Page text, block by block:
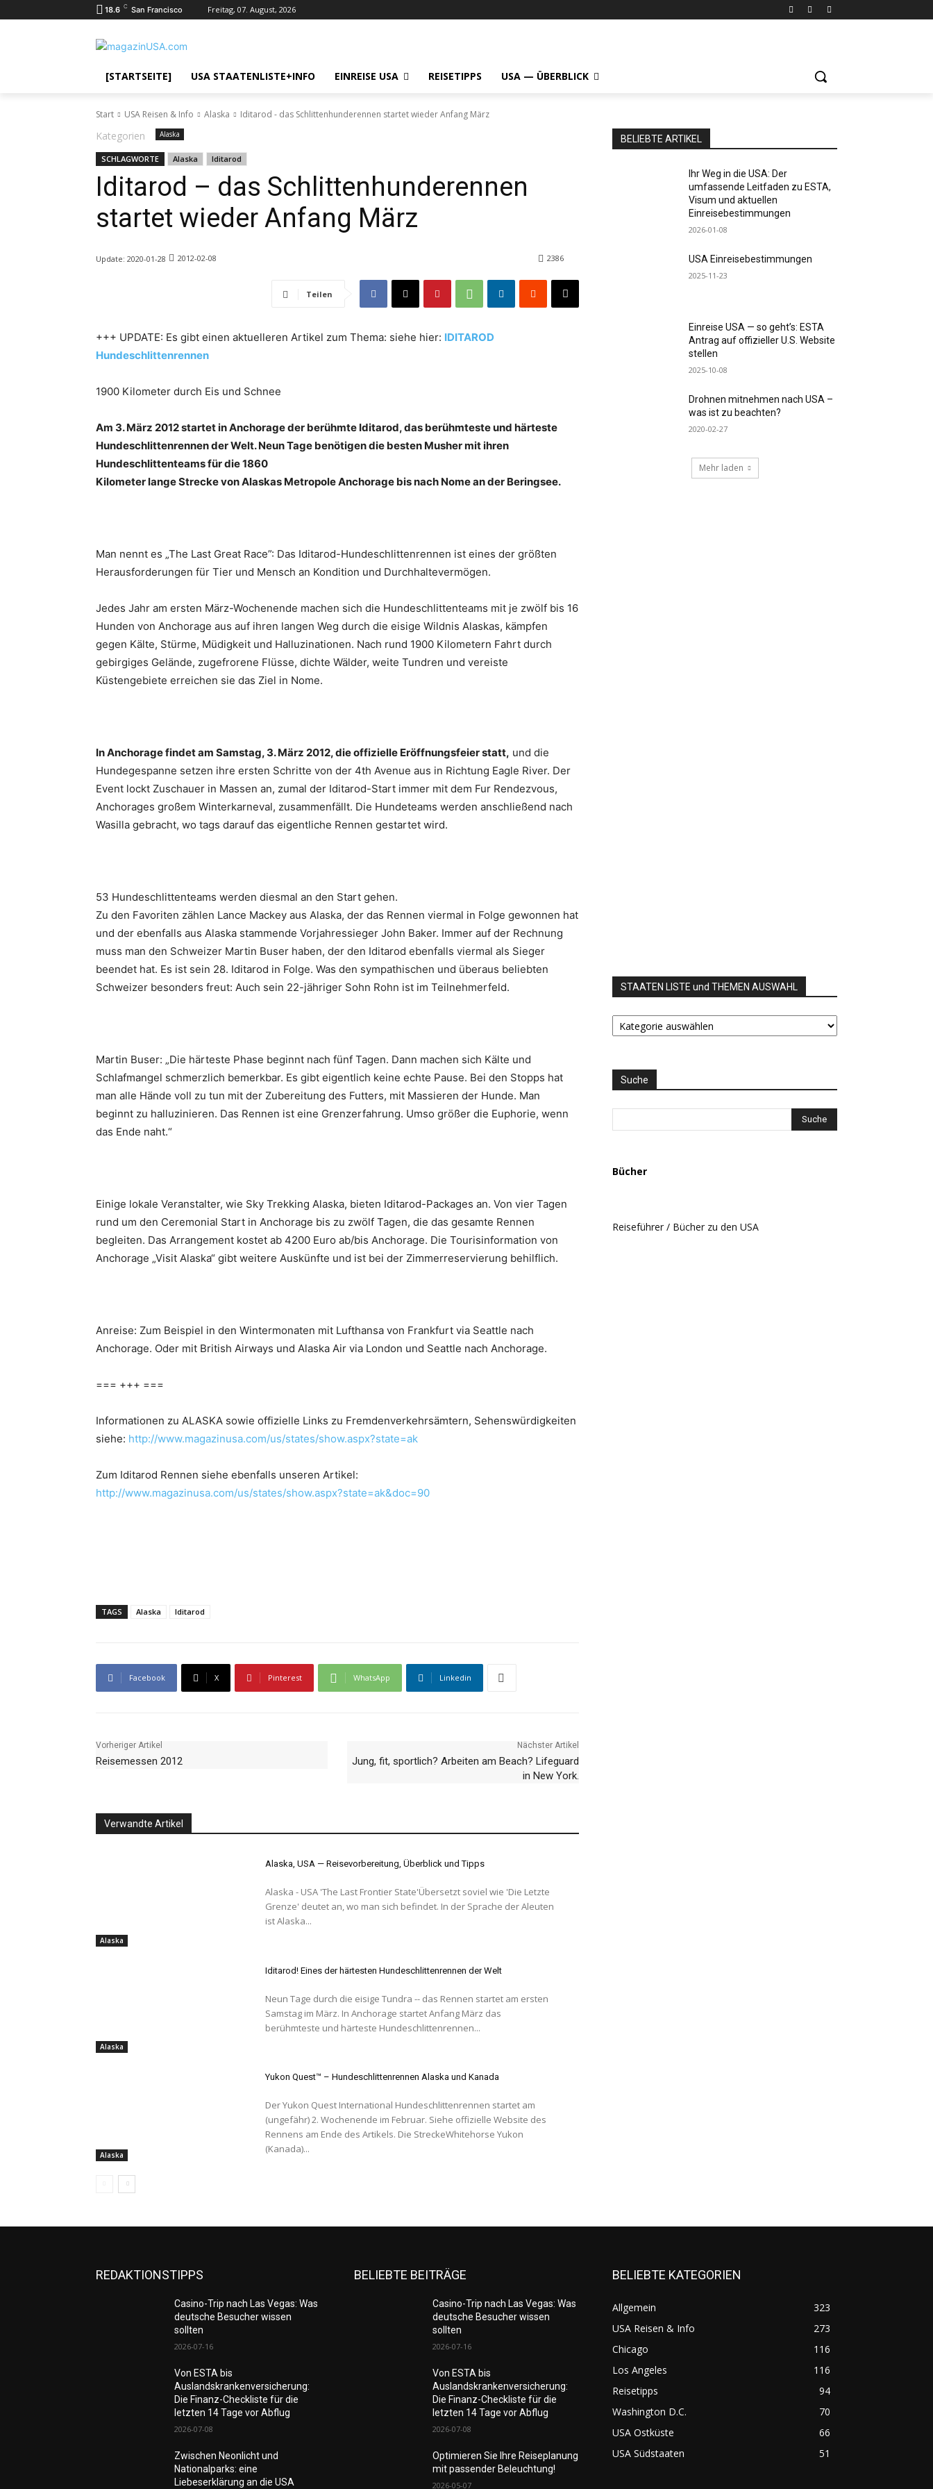
18.6 C San Francisco Freitag, 07. August, 2026
[STARTSEITE] USA STAATENLISTE+INFO EINREISE USA REISETIPPS USA — ÜBERBLICK
Start USA Reisen & Info Alaska Iditarod - das Schlittenhunderennen startet wieder Anfang März
Kategorien Alaska
SCHLAGWORTE Alaska Iditarod
Iditarod – das Schlittenhunderennen
startet wieder Anfang März
Update: 2020-01-28 2012-02-08 2386
Teilen
+++ UPDATE: Es gibt einen aktuelleren Artikel zum Thema: siehe hier: IDITAROD
Hundeschlittenrennen
1900 Kilometer durch Eis und Schnee
Am 3. März 2012 startet in Anchorage der berühmte Iditarod, das berühmteste und härteste
Hundeschlittenrennen der Welt. Neun Tage benötigen die besten Musher mit ihren
Hundeschlittenteams für die 1860
Kilometer lange Strecke von Alaskas Metropole Anchorage bis nach Nome an der Beringsee.
Man nennt es „The Last Great Race”: Das Iditarod-Hundeschlittenrennen ist eines der größten
Herausforderungen für Tier und Mensch an Kondition und Durchhaltevermögen.
Jedes Jahr am ersten März-Wochenende machen sich die Hundeschlittenteams mit je zwölf bis 16
Hunden von Anchorage aus auf ihren langen Weg durch die eisige Wildnis Alaskas, kämpfen
gegen Kälte, Stürme, Müdigkeit und Halluzinationen. Nach rund 1900 Kilometern Fahrt durch
gebirgiges Gelände, zugefrorene Flüsse, dichte Wälder, weite Tundren und vereiste
Küstengebiete erreichen sie das Ziel in Nome.
In Anchorage findet am Samstag, 3. März 2012, die offizielle Eröffnungsfeier statt, und die
Hundegespanne setzen ihre ersten Schritte von der 4th Avenue aus in Richtung Eagle River. Der
Event lockt Zuschauer in Massen an, zumal der Iditarod-Start immer mit dem Fur Rendezvous,
Anchorages großem Winterkarneval, zusammenfällt. Die Hundeteams werden anschließend nach
Wasilla gebracht, wo tags darauf das eigentliche Rennen gestartet wird.
53 Hundeschlittenteams werden diesmal an den Start gehen.
Zu den Favoriten zählen Lance Mackey aus Alaska, der das Rennen viermal in Folge gewonnen hat
und der ebenfalls aus Alaska stammende Vorjahressieger John Baker. Immer auf der Rechnung
muss man den Schweizer Martin Buser haben, der den Iditarod ebenfalls viermal als Sieger
beendet hat. Es ist sein 28. Iditarod in Folge. Was den sympathischen und überaus beliebten
Schweizer besonders freut: Auch sein 22-jähriger Sohn Rohn ist im Teilnehmerfeld.
Martin Buser: „Die härteste Phase beginnt nach fünf Tagen. Dann machen sich Kälte und
Schlafmangel schmerzlich bemerkbar. Es gibt eigentlich keine echte Pause. Bei den Stopps hat
man alle Hände voll zu tun mit der Zubereitung des Futters, mit Massieren der Hunde. Man
beginnt zu halluzinieren. Das Rennen ist eine Grenzerfahrung. Umso größer die Euphorie, wenn
das Ende naht.“
Einige lokale Veranstalter, wie Sky Trekking Alaska, bieten Iditarod-Packages an. Von vier Tagen
rund um den Ceremonial Start in Anchorage bis zu zwölf Tagen, die das gesamte Rennen
begleiten. Das Arrangement kostet ab 4200 Euro ab/bis Anchorage. Die Tourisinformation von
Anchorage „Visit Alaska“ gibt weitere Auskünfte und ist bei der Zimmerreservierung behilflich.
Anreise: Zum Beispiel in den Wintermonaten mit Lufthansa von Frankfurt via Seattle nach
Anchorage. Oder mit British Airways und Alaska Air via London und Seattle nach Anchorage.
=== +++ ===
Informationen zu ALASKA sowie offizielle Links zu Fremdenverkehrsämtern, Sehenswürdigkeiten
siehe: http://www.magazinusa.com/us/states/show.aspx?state=ak
Zum Iditarod Rennen siehe ebenfalls unseren Artikel:
http://www.magazinusa.com/us/states/show.aspx?state=ak&doc=90
TAGS Alaska Iditarod
Facebook X Pinterest WhatsApp Linkedin
Vorheriger Artikel
Reisemessen 2012
Nächster Artikel
Jung, fit, sportlich? Arbeiten am Beach? Lifeguard
in New York.
Verwandte Artikel
Alaska
Alaska, USA — Reisevorbereitung, Überblick und Tipps
Alaska - USA 'The Last Frontier State'Übersetzt soviel wie 'Die Letzte
Grenze' deutet an, wo man sich befindet. In der Sprache der Aleuten
ist Alaska...
Alaska
Iditarod! Eines der härtesten Hundeschlittenrennen der Welt
Neun Tage durch die eisige Tundra -- das Rennen startet am ersten
Samstag im März. In Anchorage startet Anfang März das
berühmteste und härteste Hundeschlittenrennen...
Alaska
Yukon Quest™ – Hundeschlittenrennen Alaska und Kanada
Der Yukon Quest International Hundeschlittenrennen startet am
(ungefähr) 2. Wochenende im Februar. Siehe offizielle Website des
Rennens am Ende des Artikels. Die StreckeWhitehorse Yukon
(Kanada)...
BELIEBTE ARTIKEL
Ihr Weg in die USA: Der
umfassende Leitfaden zu ESTA,
Visum und aktuellen
Einreisebestimmungen
2026-01-08
USA Einreisebestimmungen
2025-11-23
Einreise USA — so geht’s: ESTA
Antrag auf offizieller U.S. Website
stellen
2025-10-08
Drohnen mitnehmen nach USA –
was ist zu beachten?
2020-02-27
Mehr laden
STAATEN LISTE und THEMEN AUSWAHL
STAATEN
LISTE
AUSWAHL
Suche
Bücher
Reiseführer / Bücher zu den USA
REDAKTIONSTIPPS
Casino-Trip nach Las Vegas: Was
deutsche Besucher wissen
sollten
2026-07-16
Von ESTA bis
Auslandskrankenversicherung:
Die Finanz-Checkliste für die
letzten 14 Tage vor Abflug
2026-07-08
Zwischen Neonlicht und
Nationalparks: eine
Liebeserklärung an die USA
BELIEBTE BEITRÄGE
Casino-Trip nach Las Vegas: Was
deutsche Besucher wissen
sollten
2026-07-16
Von ESTA bis
Auslandskrankenversicherung:
Die Finanz-Checkliste für die
letzten 14 Tage vor Abflug
2026-07-08
Optimieren Sie Ihre Reiseplanung
mit passender Beleuchtung!
2026-05-07
BELIEBTE KATEGORIEN
Allgemein
323
USA Reisen & Info
273
Chicago
116
Los Angeles
116
Reisetipps
94
Washington D.C.
70
USA Ostküste
66
USA Südstaaten
51